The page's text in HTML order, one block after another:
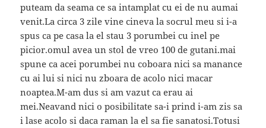
puteam da seama ce sa intamplat cu ei de nu aumai
venit.La circa 3 zile vine cineva la socrul meu si i-a
spus ca pe casa la el stau 3 porumbei cu inel pe
picior.omul avea un stol de vreo 100 de gutani.mai
spune ca acei porumbei nu coboara nici sa manance
cu ai lui si nici nu zboara de acolo nici macar
noaptea.M-am dus si am vazut ca erau ai
mei.Neavand nici o posibilitate sa-i prind i-am zis sa
i lase acolo si daca raman la el sa fie sanatosi.Totusi